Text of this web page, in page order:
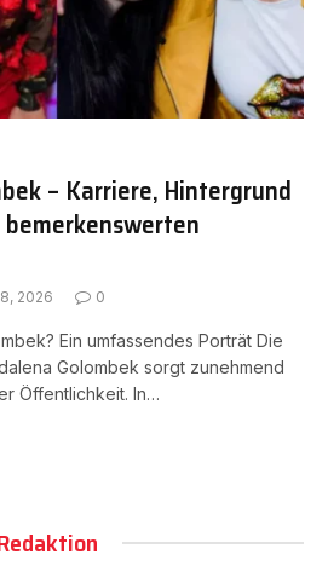
– Karriere, Hintergrund
2026 0
Ein umfassendes Porträt Die
Golombek sorgt zunehmend
Öffentlichkeit. In…